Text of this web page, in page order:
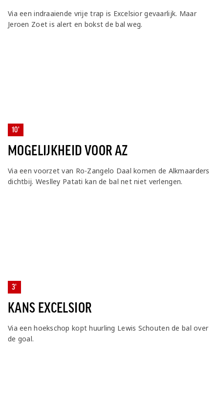
Via een indraaiende vrije trap is Excelsior gevaarlijk. Maar
Jeroen Zoet is alert en bokst de bal weg.
10'
MOGELIJKHEID VOOR AZ
Via een voorzet van Ro-Zangelo Daal komen de Alkmaarders
dichtbij. Weslley Patati kan de bal net niet verlengen.
3'
KANS EXCELSIOR
Via een hoekschop kopt huurling Lewis Schouten de bal over
de goal.